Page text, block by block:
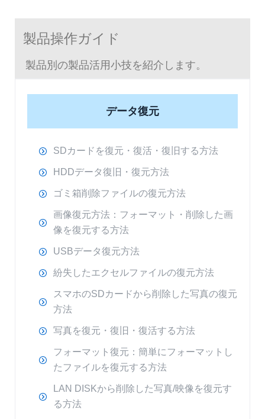
製品操作ガイド
製品別の製品活用小技を紹介します。
データ復元
SDカードを復元・復活・復旧する方法
HDDデータ復旧・復元方法
ゴミ箱削除ファイルの復元方法
画像復元方法：フォーマット・削除した画
像を復元する方法
USBデータ復元方法
紛失したエクセルファイルの復元方法
スマホのSDカードから削除した写真の復元
方法
写真を復元・復旧・復活する方法
フォーマット復元：簡単にフォーマットし
たファイルを復元する方法
LAN DISKから削除した写真/映像を復元す
る方法